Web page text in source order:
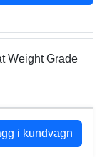
Weight Grade
i kundvagn